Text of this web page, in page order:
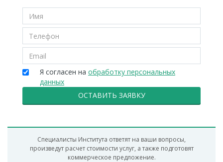
Специалисты Института ответят на ваши вопросы,
произведут расчет стоимости услуг, а также подготовят
коммерческое предложение.
Я согласен на обработку персональных
данных
ОСТАВИТЬ ЗАЯВКУ